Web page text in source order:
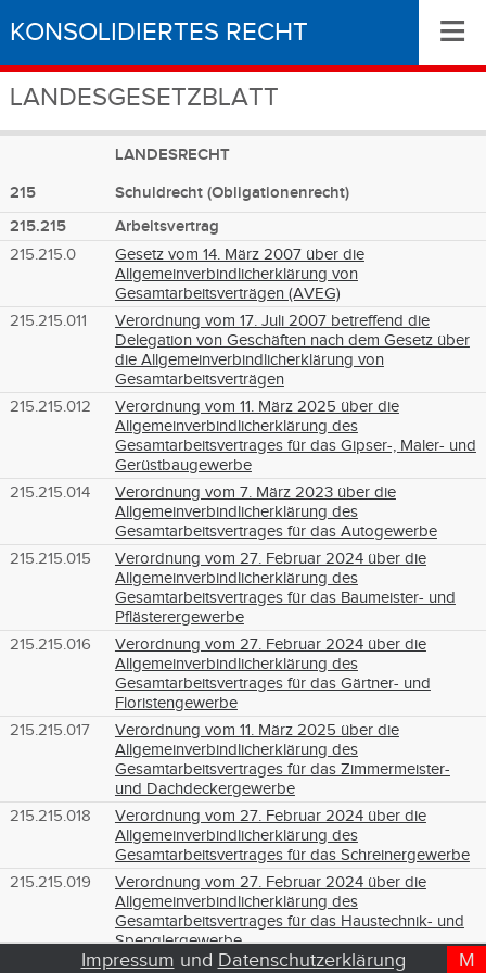
KONSOLIDIERTES RECHT
LANDESGESETZBLATT
≡
LANDESRECHT
215
Schuldrecht (Obligationenrecht)
215.215
Arbeitsvertrag
215.215.0
Gesetz vom 14. März 2007 über die
Allgemeinverbindlicherklärung von
Gesamtarbeitsverträgen (AVEG)
215.215.011
Verordnung vom 17. Juli 2007 betreffend die
Delegation von Geschäften nach dem Gesetz über
die Allgemeinverbindlicherklärung von
Gesamtarbeitsverträgen
215.215.012
Verordnung vom 11. März 2025 über die
Allgemeinverbindlicherklärung des
Gesamtarbeitsvertrages für das Gipser-, Maler- und
Gerüstbaugewerbe
215.215.014
Verordnung vom 7. März 2023 über die
Allgemeinverbindlicherklärung des
Gesamtarbeitsvertrages für das Autogewerbe
215.215.015
Verordnung vom 27. Februar 2024 über die
Allgemeinverbindlicherklärung des
Gesamtarbeitsvertrages für das Baumeister- und
Pflästerergewerbe
215.215.016
Verordnung vom 27. Februar 2024 über die
Allgemeinverbindlicherklärung des
Gesamtarbeitsvertrages für das Gärtner- und
Floristengewerbe
215.215.017
Verordnung vom 11. März 2025 über die
Allgemeinverbindlicherklärung des
Gesamtarbeitsvertrages für das Zimmermeister-
und Dachdeckergewerbe
215.215.018
Verordnung vom 27. Februar 2024 über die
Allgemeinverbindlicherklärung des
Gesamtarbeitsvertrages für das Schreinergewerbe
215.215.019
Verordnung vom 27. Februar 2024 über die
Allgemeinverbindlicherklärung des
Gesamtarbeitsvertrages für das Haustechnik- und
Spenglergewerbe
215.215.020
Verordnung vom 27. Februar 2024 über die D
T
M
Impressum und Datenschutzerklärung